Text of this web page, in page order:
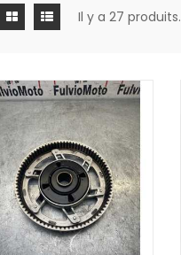
Il y a 27 produits.